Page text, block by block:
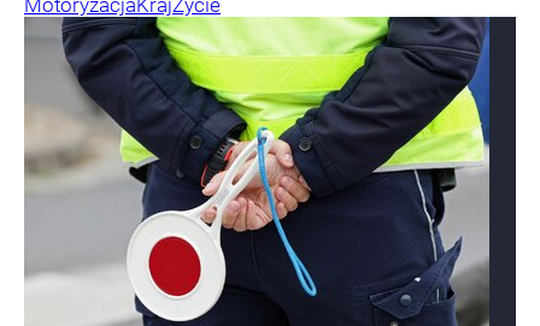
MotoryzacjaKrajŻycie